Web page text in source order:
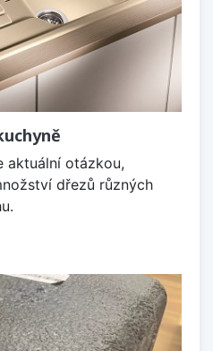
aktuální otázkou,
dřezů různých